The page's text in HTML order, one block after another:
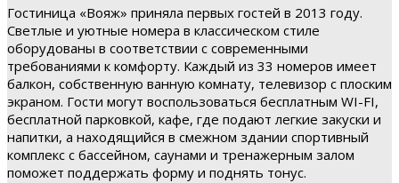
Гостиница «Вояж» приняла первых гостей в 2013 году.
Светлые и уютные номера в классическом стиле
оборудованы в соответствии с современными
требованиями к комфорту. Каждый из 33 номеров имеет
балкон, собственную ванную комнату, телевизор с плоским
экраном. Гости могут воспользоваться бесплатным WI-FI,
бесплатной парковкой, кафе, где подают легкие закуски и
напитки, а находящийся в смежном здании спортивный
комплекс с бассейном, саунами и тренажерным залом
поможет поддержать форму и поднять тонус.